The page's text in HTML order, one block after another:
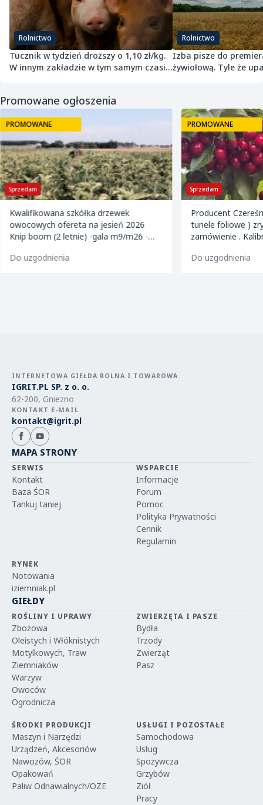
Rolnictwo
Tucznik w tydzień droższy o 1,10 zł/kg.
W innym zakładzie w tym samym czasie
Rolnictwo
Izba pisze do
żywiołową. Tyle że
Promowane ogłoszenia
Sprzedam
PROMOWANE
Kwalifikowana szkółka drzewek
owocowych ofereta na jesień 2026
Knip boom (2 letnie) -gala m9/m26 -
m9 -paulared m9/m2
Do uzgodnienia
Sprzedam
PROMOWANE
Producent
tunele foliowe )
zamówienie . Kalibrowane , chłodzone i
Do uzgodnienia
INTERNETOWA GIEŁDA ROLNA I TOWAROWA
IGRIT.PL SP. z o. o.
62-200, Gniezno
KONTAKT E-MAIL
kontakt@igrit.pl
MAPA STRONY
SERWIS
Kontakt
Baza ŚOR
Tankuj taniej
WSPARCIE
Informacje
Forum
Pomoc
Polityka Prywatności
Cennik
Regulamin
RYNEK
Notowania
iziemniak.pl
GIEŁDY
ROŚLINY I UPRAWY
Zbożowa
Oleistych i Włóknistych
Motylkowych, Traw
Ziemniaków
Warzyw
Owoców
Ogrodnicza
ZWIERZĘTA I PASZE
Bydła
Trzody
Zwierząt
Pasz
ŚRODKI PRODUKCJI
Maszyn i Narzędzi
Urządzeń, Akcesoriów
Nawozów, ŚOR
Opakowań
Paliw Odnawialnych/OZE
USŁUGI I POZOSTAŁE
Samochodowa
Usług
Spożywcza
Grzybów
Ziół
Pracy